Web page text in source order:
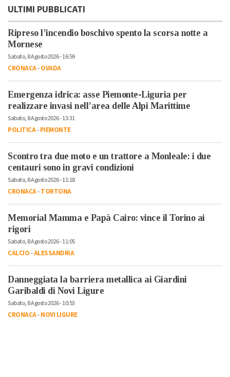
ULTIMI PUBBLICATI
Ripreso l’incendio boschivo spento la scorsa notte a
Mornese
Sabato, 8 Agosto 2026 - 16:59
CRONACA-OVADA
Emergenza idrica: asse Piemonte-Liguria per
realizzare invasi nell’area delle Alpi Marittime
Sabato, 8 Agosto 2026 - 13:31
POLITICA-PIEMONTE
Scontro tra due moto e un trattore a Monleale: i due
centauri sono in gravi condizioni
Sabato, 8 Agosto 2026 - 11:18
CRONACA-TORTONA
Memorial Mamma e Papà Cairo: vince il Torino ai
rigori
Sabato, 8 Agosto 2026 - 11:05
CALCIO-ALESSANDRIA
Danneggiata la barriera metallica ai Giardini
Garibaldi di Novi Ligure
Sabato, 8 Agosto 2026 - 10:53
CRONACA-NOVI LIGURE